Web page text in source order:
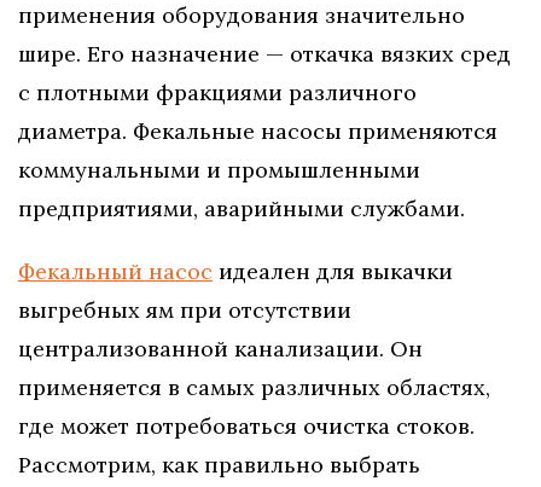
применения оборудования значительно
шире. Его назначение — откачка вязких сред
с плотными фракциями различного
диаметра. Фекальные насосы применяются
коммунальными и промышленными
предприятиями, аварийными службами.
Фекальный насос идеален для выкачки
выгребных ям при отсутствии
централизованной канализации. Он
применяется в самых различных областях,
где может потребоваться очистка стоков.
Рассмотрим, как правильно выбрать